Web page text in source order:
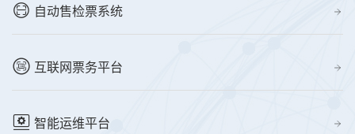
自动售检票系统
互联网票务平台
智能运维平台